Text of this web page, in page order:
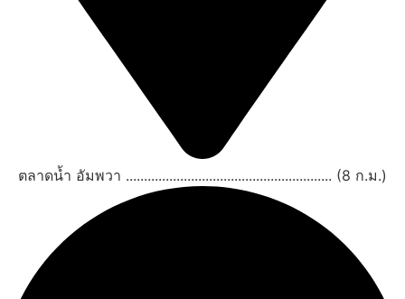
ตลาดน้ำ อัมพวา ......................................................... (8 ก.ม.)